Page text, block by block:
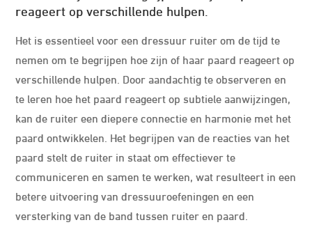
reageert op verschillende hulpen.
Het is essentieel voor een dressuur ruiter om de tijd te
nemen om te begrijpen hoe zijn of haar paard reageert op
verschillende hulpen. Door aandachtig te observeren en
te leren hoe het paard reageert op subtiele aanwijzingen,
kan de ruiter een diepere connectie en harmonie met het
paard ontwikkelen. Het begrijpen van de reacties van het
paard stelt de ruiter in staat om effectiever te
communiceren en samen te werken, wat resulteert in een
betere uitvoering van dressuuroefeningen en een
versterking van de band tussen ruiter en paard.